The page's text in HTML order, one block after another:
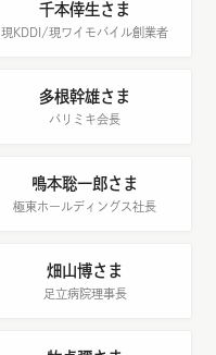
千本倖生さま
現KDDI/現ワイモバイル創業者
多根幹雄さま
パリミキ会長
鳴本聡一郎さま
極東ホールディングス社長
畑山博さま
足立病院理事長